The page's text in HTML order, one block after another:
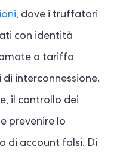
, dove i truffatori
con identità
a tariffa
interconnessione.
il controllo dei
prevenire lo
di account falsi. Di